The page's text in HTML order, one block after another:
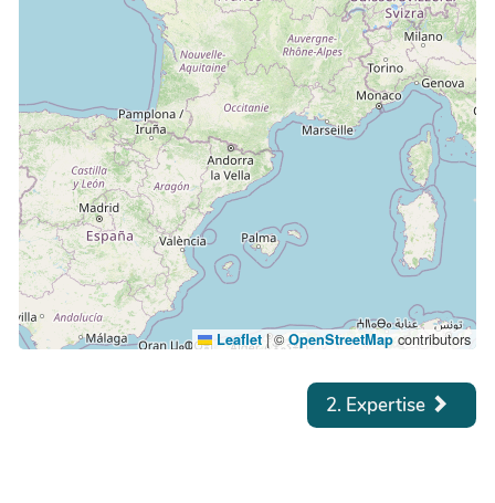
Leaflet |© OpenStreetMap contributors
2. Expertise